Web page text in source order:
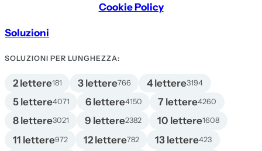
Cookie Policy
Soluzioni
SOLUZIONI PER LUNGHEZZA:
2 lettere181 3 lettere766 4 lettere3194
5 lettere4071 6 lettere4150 7 lettere4260
8 lettere3021 9 lettere2382 10 lettere1608
11 lettere972 12 lettere782 13 lettere423